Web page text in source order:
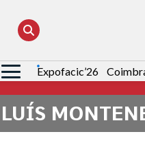
Pesquisar
por:
Expofacic’26
LUÍS